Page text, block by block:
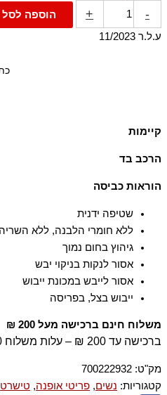
-
+
הוספה לסל
ע.ל.ר 11/2023
קיימות
by an environmentally responsible
integrated pulp-to-fiber process.
הרכב בד
הוראות כביסה
שטיפה ידנית
ללא חומרי הלבנה, ללא השריה
גיהוץ בחום נמוך
אסור לנקות בניקוי יבש
אסור לייבש במכונת ייבוש
ייבוש בצל, בפריסה
משלוח חינם ברכישה מעל 200 ₪
ברכישה עד 200 ₪ – עלות משלוח 20 ₪
מק"ט: 700222932
קטגוריות: נשים, פריטי אופנה, טישרט